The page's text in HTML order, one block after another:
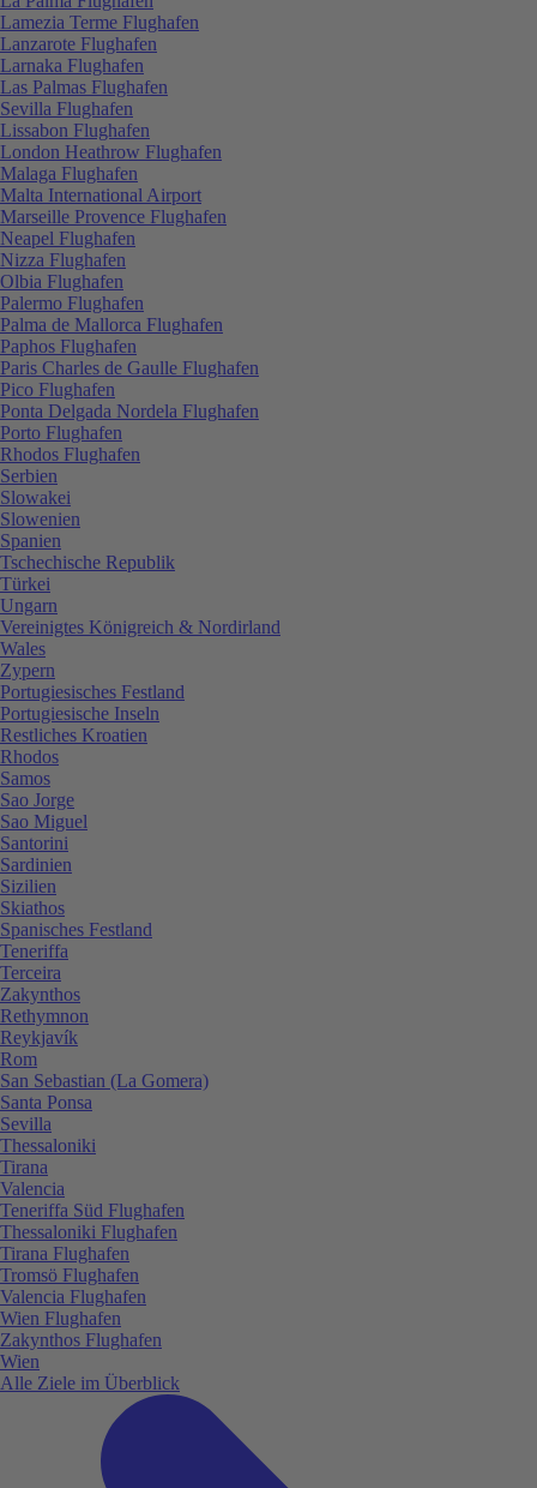
Lamezia Terme Flughafen
Lanzarote Flughafen
Larnaka Flughafen
Las Palmas Flughafen
Sevilla Flughafen
Lissabon Flughafen
London Heathrow Flughafen
Malaga Flughafen
Malta International Airport
Marseille Provence Flughafen
Neapel Flughafen
Nizza Flughafen
Olbia Flughafen
Palermo Flughafen
Palma de Mallorca Flughafen
Paphos Flughafen
Paris Charles de Gaulle Flughafen
Pico Flughafen
Ponta Delgada Nordela Flughafen
Porto Flughafen
Rhodos Flughafen
Serbien
Slowakei
Slowenien
Spanien
Tschechische Republik
Türkei
Ungarn
Vereinigtes Königreich & Nordirland
Wales
Zypern
Portugiesisches Festland
Portugiesische Inseln
Restliches Kroatien
Rhodos
Samos
Sao Jorge
Sao Miguel
Santorini
Sardinien
Sizilien
Skiathos
Spanisches Festland
Teneriffa
Terceira
Zakynthos
Rethymnon
Reykjavík
Rom
San Sebastian (La Gomera)
Santa Ponsa
Sevilla
Thessaloniki
Tirana
Valencia
Teneriffa Süd Flughafen
Thessaloniki Flughafen
Tirana Flughafen
Tromsö Flughafen
Valencia Flughafen
Wien Flughafen
Zakynthos Flughafen
Wien
Alle Ziele im Überblick